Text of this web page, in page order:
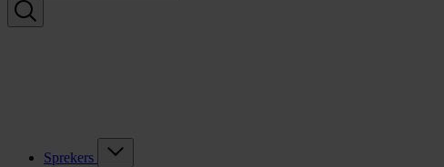
Sprekers